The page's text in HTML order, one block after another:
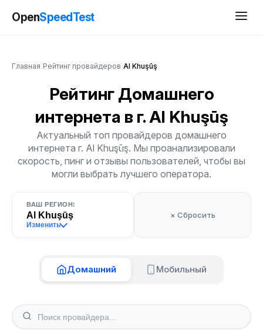
OpenSpeedTest
Главная Рейтинг провайдеров Al Khuşūş
Рейтинг Домашнего
интернета в г. Al Khuşūş
Актуальный топ провайдеров домашнего
интернета г. Al Khuşūş. Мы проанализировали
скорость, пинг и отзывы пользователей, чтобы вы
могли выбрать лучшего оператора.
ВАШ РЕГИОН:
Al Khuşūş
Изменить
× Сбросить
Домашний Мобильный